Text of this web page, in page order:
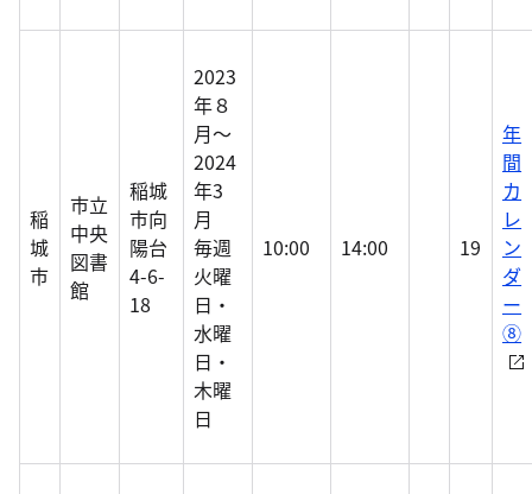
稲
城
市
市立
中央
図書
館
稲城
市向
陽台
4-6-
18
2023
年８
月～
2024
年3
月
毎週
火曜
日・
水曜
日・
木曜
日
10:00 14:00 19
年
間
カ
レ
ン
ダ
ー
⑧